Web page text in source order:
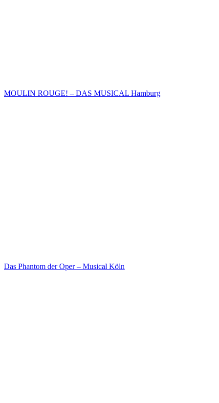
MOULIN ROUGE! – DAS MUSICAL Hamburg
Das Phantom der Oper – Musical Köln